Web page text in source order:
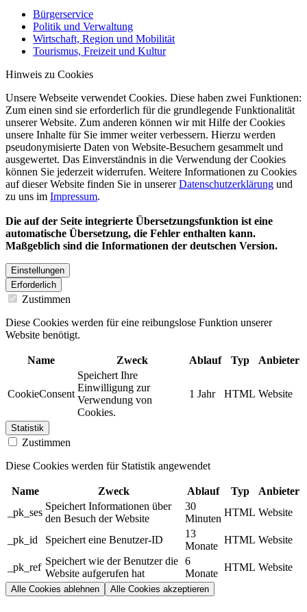
Bürgerservice
Politik und Verwaltung
Wirtschaft, Region und Mobilität
Tourismus, Freizeit und Kultur
Hinweis zu Cookies
Unsere Webseite verwendet Cookies. Diese haben zwei Funktionen:
Zum einen sind sie erforderlich für die grundlegende Funktionalität
unserer Website. Zum anderen können wir mit Hilfe der Cookies
unsere Inhalte für Sie immer weiter verbessern. Hierzu werden
pseudonymisierte Daten von Website-Besuchern gesammelt und
ausgewertet. Das Einverständnis in die Verwendung der Cookies
können Sie jederzeit widerrufen. Weitere Informationen zu Cookies
auf dieser Website finden Sie in unsererDatenschutzerklärung und
zu uns im Impressum.
Die auf der Seite integrierte Übersetzungsfunktion ist eine
automatische Übersetzung, die Fehler enthalten kann.
Maßgeblich sind die Informationen der deutschen Version.
Einstellungen
Erforderlich
Zustimmen
Diese Cookies werden für eine reibungslose Funktion unserer
Website benötigt.
Name Zweck Ablauf Typ Anbieter
CookieConsent
Speichert Ihre
Einwilligung zur
Verwendung von
Cookies.
1 Jahr HTML Website
Statistik
Zustimmen
Diese Cookies werden für Statistik angewendet
Name Zweck Ablauf Typ
Anbieter
_pk_ses
Speichert Informationen über
den Besuch der Website
30
Minuten
HTML Website
_pk_id Speichert eine Benutzer-ID
13
Monate
HTML Website
_pk_ref
Speichert wie der Benutzer die
Website aufgerufen hat
6
Monate
HTML Website
Alle Cookies ablehnen Alle Cookies akzeptieren